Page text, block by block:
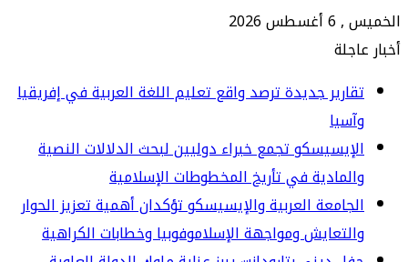
2026
جديدة ترصد واقع تعليم اللغة العربية في إفريقيا
تجمع خبراء دوليين لبحث الدلالات النصية
في تأريخ المخطوطات الإسلامية
العربية والإيسيسكو تؤكدان أهمية تعزيز الحوار
ومواجهة الإسلاموفوبيا وخطابات الكراهية